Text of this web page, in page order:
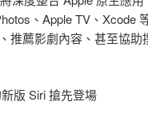
、Apple TV、Xcode
推薦影劇內容、甚至協助
版 Siri 搶先登場